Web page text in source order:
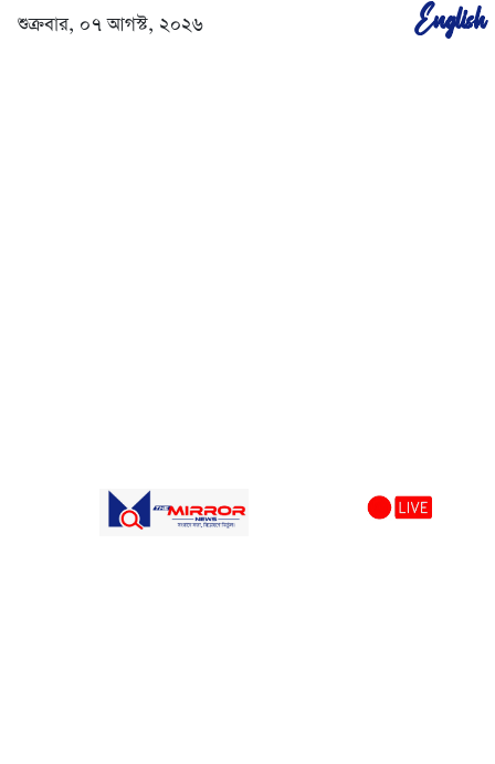
শুক্রবার, ০৭ আগস্ট, ২০২৬ English